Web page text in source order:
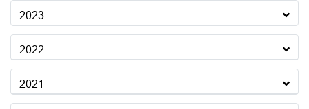
2023
2022
2021